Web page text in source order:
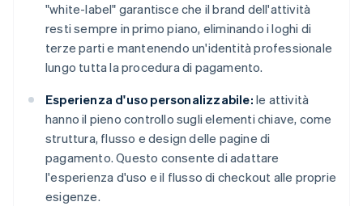
"white-label" garantisce che il brand dell'attività
resti sempre in primo piano, eliminando i loghi di
terze parti e mantenendo un'identità professionale
lungo tutta la procedura di pagamento.
Esperienza d'uso personalizzabile: le attività
hanno il pieno controllo sugli elementi chiave, come
struttura, flusso e design delle pagine di
pagamento. Questo consente di adattare
l'esperienza d'uso e il flusso di checkout alle proprie
esigenze.